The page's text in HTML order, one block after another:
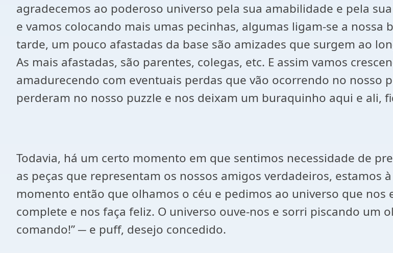
agradecemos ao poderoso universo pela sua amabilidade e pela
e vamos colocando mais umas pecinhas, algumas ligam-se a nossa
tarde, um pouco afastadas da base são amizades que surgem ao
As mais afastadas, são parentes, colegas, etc. E assim vamos
amadurecendo com eventuais perdas que vão ocorrendo no nosso
perderam no nosso puzzle e nos deixam um buraquinho aqui e ali,
Todavia, há um certo momento em que sentimos necessidade de
as peças que representam os nossos amigos verdadeiros, estamos
momento então que olhamos o céu e pedimos ao universo que
complete e nos faça feliz. O universo ouve-nos e sorri piscando um
comando!” ─ e puff, desejo concedido.